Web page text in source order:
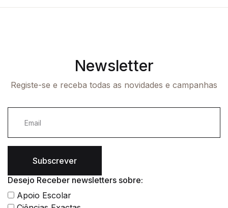
Newsletter
Registe-se e receba todas as novidades e campanhas
Subscrever
Desejo Receber newsletters sobre:
Apoio Escolar